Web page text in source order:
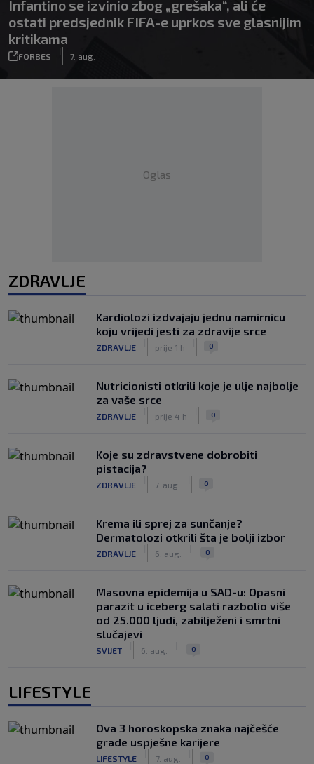
Infantino se izvinio zbog „grešaka“, ali će
ostati predsjednik FIFA-e uprkos sve glasnijim
kritikama
FORBES
|
7. aug.
Oglas
ZDRAVLJE
Kardiolozi izdvajaju jednu namirnicu
koju vrijedi jesti za zdravije srce
ZDRAVLJE prije 1 h 0
Nutricionisti otkrili koje je ulje najbolje
za vaše srce
ZDRAVLJE prije 4 h 0
Koje su zdravstvene dobrobiti
pistacija?
ZDRAVLJE 7. aug. 0
Krema ili sprej za sunčanje?
Dermatolozi otkrili šta je bolji izbor
ZDRAVLJE 6. aug. 0
Masovna epidemija u SAD-u: Opasni
parazit u iceberg salati razbolio više
od 25.000 ljudi, zabilježeni i smrtni
slučajevi
SVIJET 6. aug. 0
LIFESTYLE
Ova 3 horoskopska znaka najčešće
grade uspješne karijere
LIFESTYLE 7. aug. 0